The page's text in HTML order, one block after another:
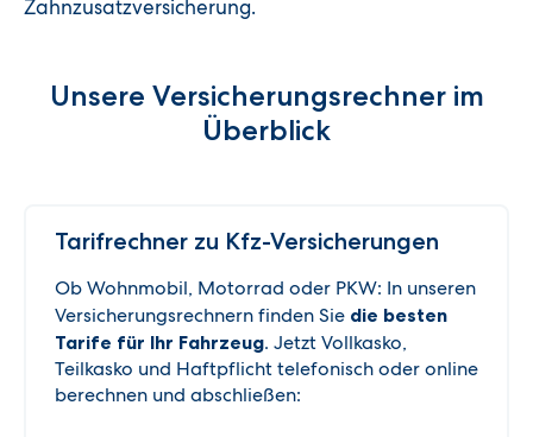
Zahnzusatzversicherung.
Unsere Versicherungsrechner im
Überblick
Tarifrechner zu Kfz-Versicherungen
Ob Wohnmobil, Motorrad oder PKW: In unseren
Versicherungsrechnern finden Sie die besten
Tarife für Ihr Fahrzeug. Jetzt Vollkasko,
Teilkasko und Haftpflicht telefonisch oder online
berechnen und abschließen: